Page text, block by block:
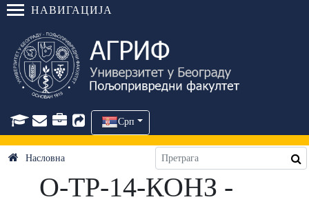
НАВИГАЦИЈА
Срп
Насловна
О-ТР-14-КОНЗ -